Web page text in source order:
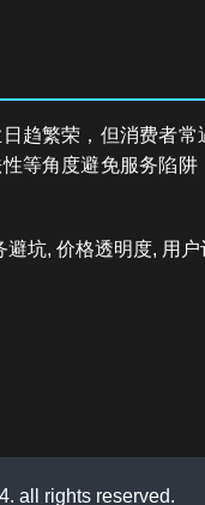
趋繁荣，但消费者
等角度避免服务陷
坑, 价格透明度, 用
all rights reserved.